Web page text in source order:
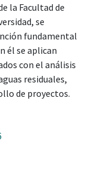
la Facultad de
se
fundamental
él se aplican
con el análisis
residuales,
de proyectos.